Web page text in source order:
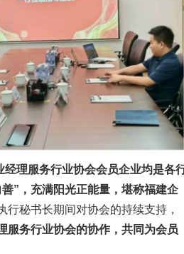
经理服务行业协会会员企业均是各
”，充满阳光正能量，堪称福建企
秘书长期间对协会的持续支持，
服务行业协会的协作，共同为会员